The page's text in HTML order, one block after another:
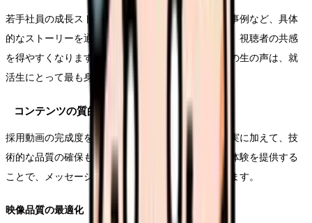
若手社員の成長ストーリーや、実際のプロジェクト事例など、具体
的なストーリーを通じて企業の魅力を伝えることで、視聴者の共感
を得やすくなります。特に、入社後数年の若手社員の生の声は、就
活生にとって最も身近で参考になる情報となります。
コンテンツの質的向上
採用動画の完成度を高めるためには、内容面での充実に加えて、技
術的な品質の確保も重要です。視聴者に快適な視聴体験を提供する
ことで、メッセージの伝達効率を高めることができます。
映像品質の最適化